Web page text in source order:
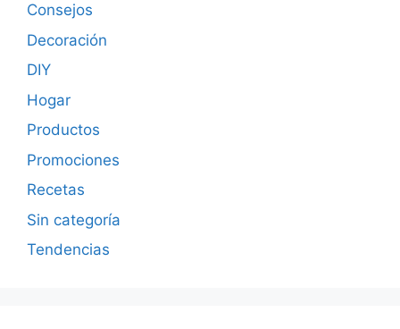
Consejos
Decoración
DIY
Hogar
Productos
Promociones
Recetas
Sin categoría
Tendencias